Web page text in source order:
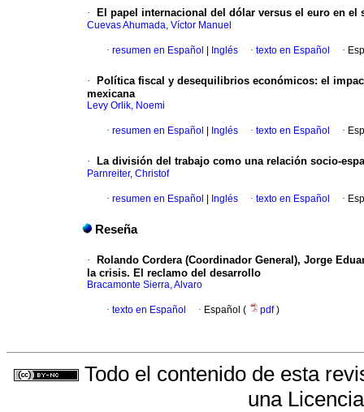
· El papel internacional del dólar versus el euro en el
Cuevas Ahumada, Víctor Manuel
· resumen en Español Inglés · texto en Español ·
·
Política fiscal y desequilibrios económicos: el
mexicana
Levy Orlik, Noemi
· resumen en Español Inglés · texto en Español ·
· La división del trabajo como una relación socio-
Parnreiter, Christof
· resumen en Español Inglés · texto en Español ·
Reseña
·
Rolando Cordera (Coordinador General), Jorge
la crisis. El reclamo del desarrollo
Bracamonte Sierra, Alvaro
· texto en Español · Español ( pdf)
Todo el contenido de esta
una